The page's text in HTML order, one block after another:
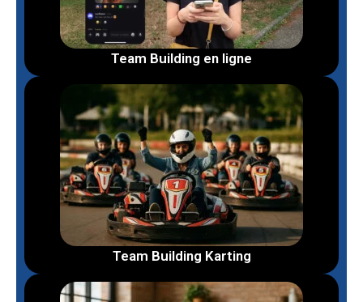
Team Building en ligne
Team Building Karting